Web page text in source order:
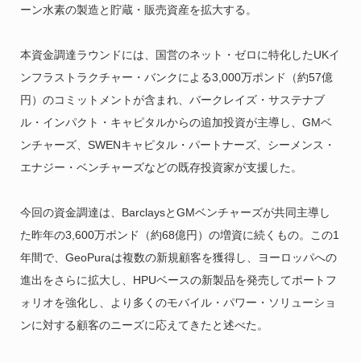
ーン水素の製造と貯蔵・販売資産を拡大する。
本資金調達ラウンドには、国営のネット・ゼロに特化したUKイ
ンフラストラクチャー・バンクによる3,000万ポンド（約57億
円）のコミットメントが含まれ、バークレイズ・サステナブ
ル・インパクト・キャピタルからの追加投資が主導し、GMベ
ンチャーズ、SWENキャピタル・パートナーズ、シーメンス・
エナジー・ベンチャーズなどの既存投資家が支援した。
今回の資金調達は、BarclaysとGMベンチャーズが共同主導し
た昨年の3,600万ポンド（約68億円）の増資に続くもの。この1
年間で、GeoPuraは複数の新規顧客を獲得し、ヨーロッパへの
進出をさらに拡大し、HPUベースの新製品を発売してポートフ
ォリオを強化し、より多くのモバイル・パワー・ソリューショ
ンに対する顧客のニーズに応えてきたと述べた。